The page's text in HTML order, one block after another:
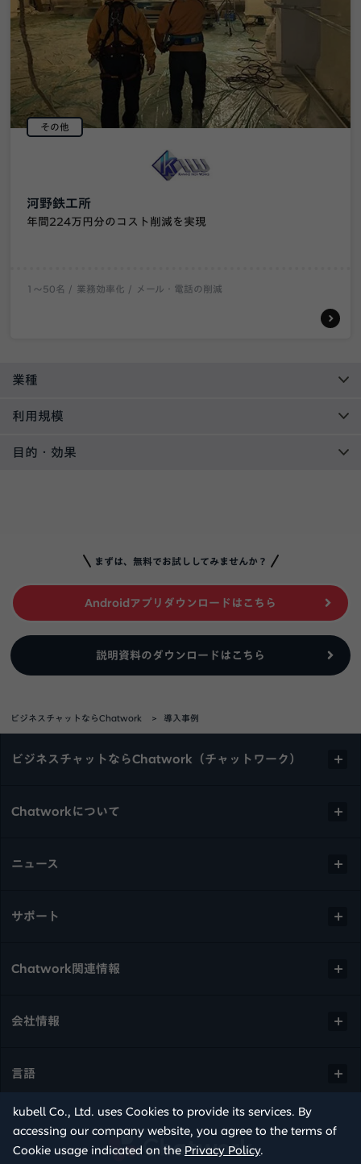
kubell Co., Ltd. uses Cookies to provide its services. By
accessing our company website, you agree to the terms of
Cookie usage indicated on the Privacy Policy.
その他
河野鉄工所
年間224万円分のコスト削減を実現
1〜50名 業務効率化 メール・電話の削減
業種
利用規模
目的・効果
まずは、無料でお試ししてみませんか？
Androidアプリダウンロードはこちら
説明資料のダウンロードはこちら
ビジネスチャットならChatwork 導入事例
ビジネスチャットならChatwork（チャットワーク）
Chatworkについて
ニュース
サポート
Chatwork関連情報
会社情報
言語